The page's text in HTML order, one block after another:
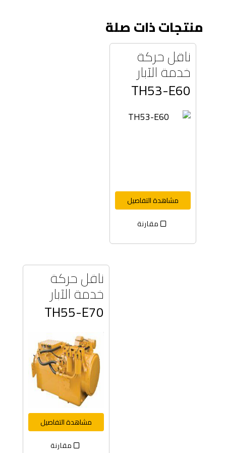
منتجات ذات صلة
ناقل حركة
خدمة الآبار
TH53-E60
مشاهدة التفاصيل
مقارنة
ناقل حركة
خدمة الآبار
TH55-E70
مشاهدة التفاصيل
مقارنة